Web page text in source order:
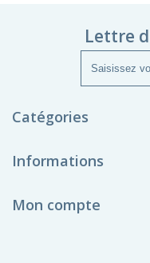
Lettre
Catégories
Informations
Mon compte